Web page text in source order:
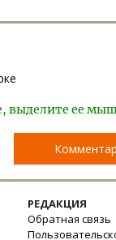
выделите ее
РЕДАКЦИЯ
Обратная связь